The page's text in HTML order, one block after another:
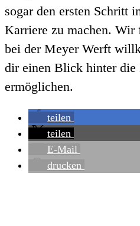
sogar den ersten Schritt
Karriere zu machen. Wir
bei der Meyer Werft
dir einen Blick hinter die
ermöglichen.
teilen
teilen
E-Mail
drucken